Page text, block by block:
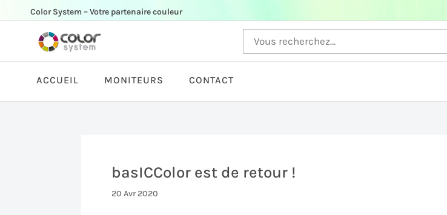
Color System – Votre partenaire couleur
ACCUEIL MONITEURS CONTACT
basICColor est de retour !
20 Avr 2020